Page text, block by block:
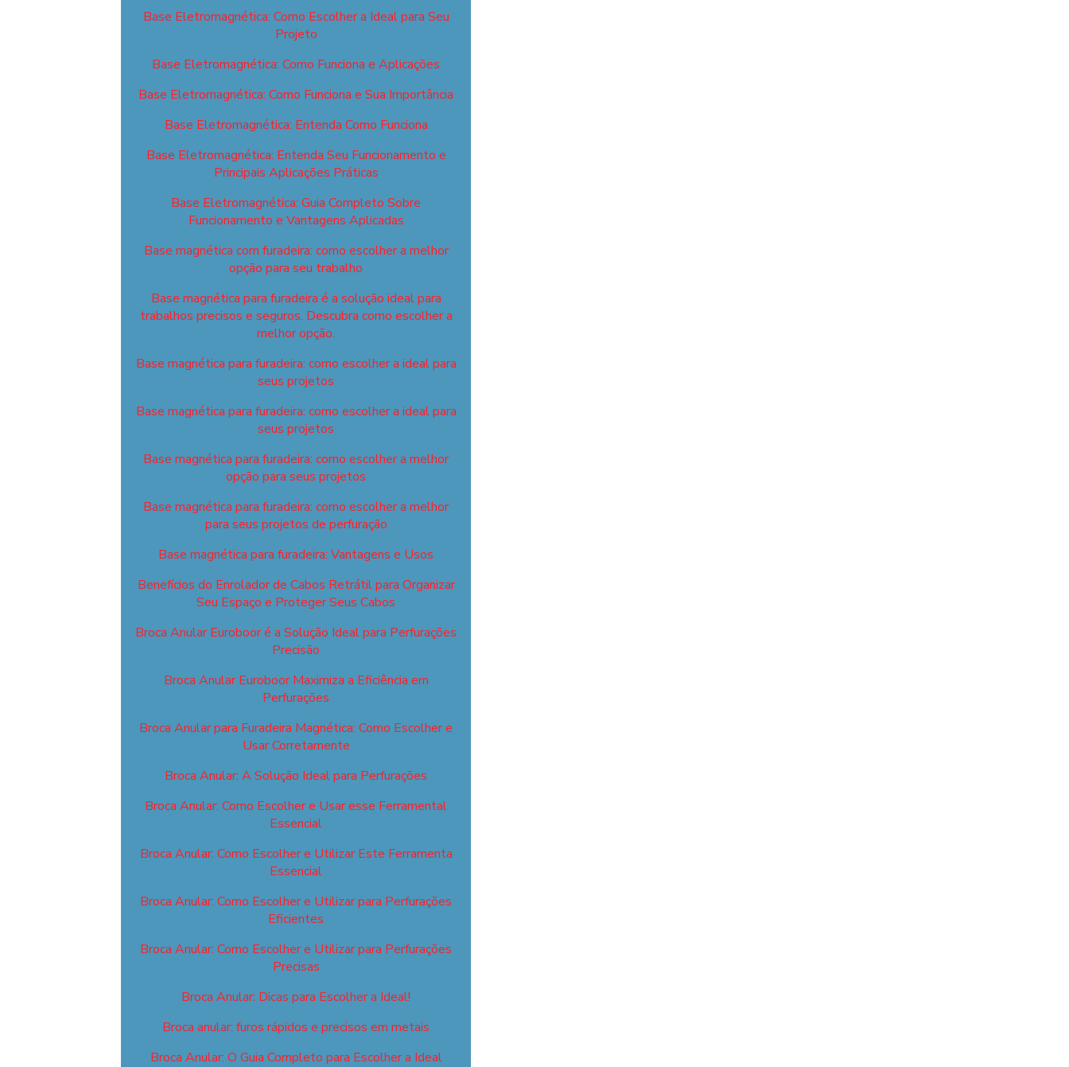
Base Eletromagnética: Como Escolher a Ideal para Seu
Projeto
Base Eletromagnética: Como Funciona e Aplicações
Base Eletromagnética: Como Funciona e Sua Importância
Base Eletromagnética: Entenda Como Funciona
Base Eletromagnética: Entenda Seu Funcionamento e
Principais Aplicações Práticas
Base Eletromagnética: Guia Completo Sobre
Funcionamento e Vantagens Aplicadas
Base magnética com furadeira: como escolher a melhor
opção para seu trabalho
Base magnética para furadeira é a solução ideal para
trabalhos precisos e seguros. Descubra como escolher a
melhor opção.
Base magnética para furadeira: como escolher a ideal para
seus projetos
Base magnética para furadeira: como escolher a ideal para
seus projetos
Base magnética para furadeira: como escolher a melhor
opção para seus projetos
Base magnética para furadeira: como escolher a melhor
para seus projetos de perfuração
Base magnética para furadeira: Vantagens e Usos
Benefícios do Enrolador de Cabos Retrátil para Organizar
Seu Espaço e Proteger Seus Cabos
Broca Anular Euroboor é a Solução Ideal para Perfurações
Precisão
Broca Anular Euroboor Maximiza a Eficiência em
Perfurações
Broca Anular para Furadeira Magnética: Como Escolher e
Usar Corretamente
Broca Anular: A Solução Ideal para Perfurações
Broca Anular: Como Escolher e Usar esse Ferramental
Essencial
Broca Anular: Como Escolher e Utilizar Este Ferramenta
Essencial
Broca Anular: Como Escolher e Utilizar para Perfurações
Eficientes
Broca Anular: Como Escolher e Utilizar para Perfurações
Precisas
Broca Anular: Dicas para Escolher a Ideal!
Broca anular: furos rápidos e precisos em metais
Broca Anular: O Guia Completo para Escolher a Ideal